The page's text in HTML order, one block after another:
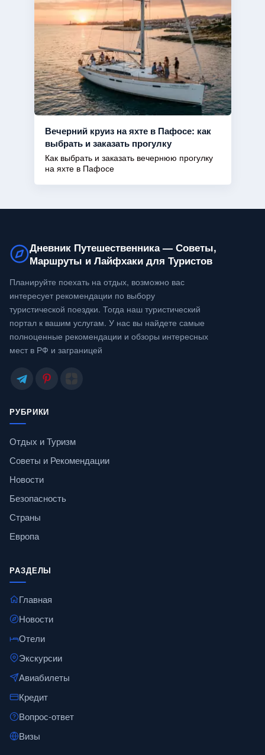
Вечерний круиз на яхте в Пафосе: как
выбрать и заказать прогулку
Как выбрать и заказать вечернюю прогулку
на яхте в Пафосе
Дневник Путешественника — Советы,
Маршруты и Лайфхаки для Туристов
Планируйте поехать на отдых, возможно вас
интересует рекомендации по выбору
туристической поездки. Тогда наш туристический
портал к вашим услугам. У нас вы найдете самые
полноценные рекомендации и обзоры интересных
мест в РФ и заграницей
РУБРИКИ
Отдых и Туризм
Советы и Рекомендации
Новости
Безопасность
Страны
Европа
РАЗДЕЛЫ
Главная
Новости
Отели
Экскурсии
Авиабилеты
Кредит
Вопрос-ответ
Визы